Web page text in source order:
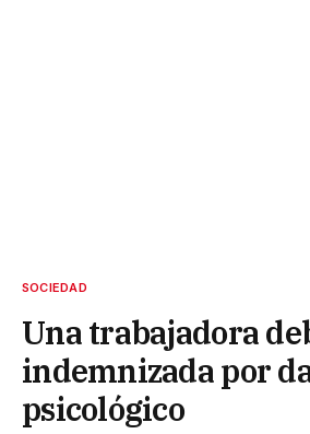
SOCIEDAD
Una trabajadora
indemnizada por
psicológico